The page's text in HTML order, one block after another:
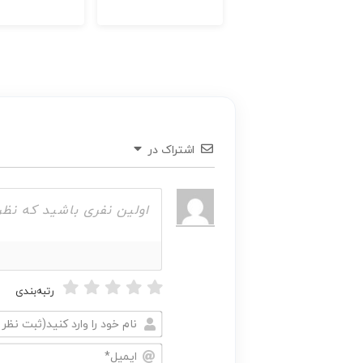
اشتراک در
رتبه‌بندی
نام